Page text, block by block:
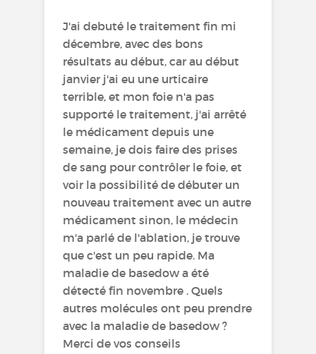
J'ai debuté le traitement fin mi
décembre, avec des bons
résultats au début, car au début
janvier j'ai eu une urticaire
terrible, et mon foie n'a pas
supporté le traitement, j'ai arrêté
le médicament depuis une
semaine, je dois faire des prises
de sang pour contrôler le foie, et
voir la possibilité de débuter un
nouveau traitement avec un autre
médicament sinon, le médecin
m'a parlé de l'ablation, je trouve
que c'est un peu rapide. Ma
maladie de basedow a été
détecté fin novembre . Quels
autres molécules ont peu prendre
avec la maladie de basedow ?
Merci de vos conseils